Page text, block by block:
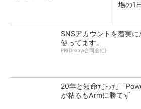
場の1
SNSアカウントを着実
使ってます。
PR(Dreaw合同会社)
20年と短命だった「
が粘るもArmに勝てず